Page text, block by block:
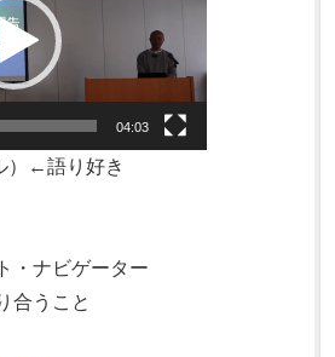
プ
レ
ー
ヤ
ー
04:03
）←語り好き
・ナビゲーター
合うこと